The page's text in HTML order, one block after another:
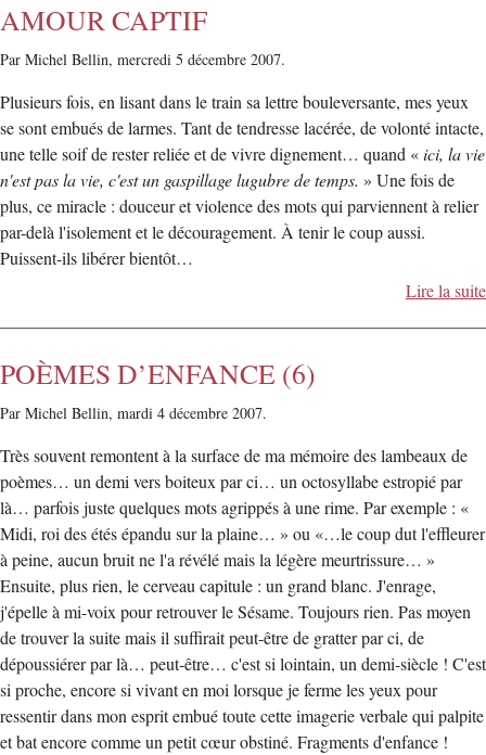
AMOUR CAPTIF
Par Michel Bellin, mercredi 5 décembre 2007.
Plusieurs fois, en lisant dans le train sa lettre bouleversante, mes yeux
se sont embués de larmes. Tant de tendresse lacérée, de volonté intacte,
une telle soif de rester reliée et de vivre dignement… quand «ici, la vie
n'est pas la vie, c'est un gaspillage lugubre de temps. » Une fois de
plus, ce miracle : douceur et violence des mots qui parviennent à relier
par-delà l'isolement et le découragement. À tenir le coup aussi.
Puissent-ils libérer bientôt…
Lire la suite
POÈMES D’ENFANCE (6)
Par Michel Bellin, mardi 4 décembre 2007.
Très souvent remontent à la surface de ma mémoire des lambeaux de
poèmes… un demi vers boiteux par ci… un octosyllabe estropié par
là… parfois juste quelques mots agrippés à une rime. Par exemple : «
Midi, roi des étés épandu sur la plaine… » ou «…le coup dut l'effleurer
à peine, aucun bruit ne l'a révélé mais la légère meurtrissure… »
Ensuite, plus rien, le cerveau capitule : un grand blanc. J'enrage,
j'épelle à mi-voix pour retrouver le Sésame. Toujours rien. Pas moyen
de trouver la suite mais il suffirait peut-être de gratter par ci, de
dépoussiérer par là… peut-être… c'est si lointain, un demi-siècle ! C'est
si proche, encore si vivant en moi lorsque je ferme les yeux pour
ressentir dans mon esprit embué toute cette imagerie verbale qui palpite
et bat encore comme un petit cœur obstiné. Fragments d'enfance !